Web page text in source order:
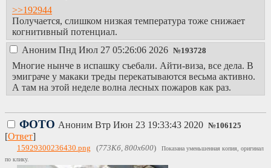
>>192944
Получается, слишком низкая температура тоже снижает
когнитивный потенциал.
Аноним Пнд Июл 27 05:26:06 2026 №193728
Многие нынче в испашку съебали. Айти-виза, все дела. В
эмиграче у макаки треды перекатываются весьма активно.
А там на этой неделе волна лесных пожаров как раз.
ФОТО Аноним Втр Июн 23 19:33:43 2020 №106125
[Ответ]
15929300236430.png (773Кб, 800x600)
Показана уменьшенная копия, оригинал
по клику.